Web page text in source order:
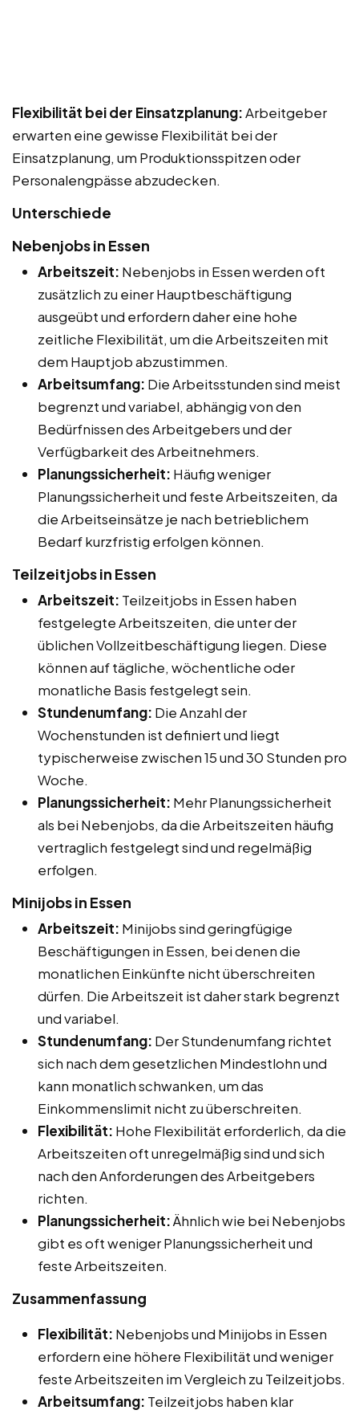
Flexibilität bei der Einsatzplanung:Arbeitgeber
erwarten eine gewisse Flexibilität bei der
Einsatzplanung, um Produktionsspitzen oder
Personalengpässe abzudecken.
Unterschiede
Nebenjobs in Essen
Arbeitszeit: Nebenjobs in Essen werden oft
zusätzlich zu einer Hauptbeschäftigung
ausgeübt und erfordern daher eine hohe
zeitliche Flexibilität, um die Arbeitszeiten mit
dem Hauptjob abzustimmen.
Arbeitsumfang: Die Arbeitsstunden sind meist
begrenzt und variabel, abhängig von den
Bedürfnissen des Arbeitgebers und der
Verfügbarkeit des Arbeitnehmers.
Planungssicherheit: Häufig weniger
Planungssicherheit und feste Arbeitszeiten, da
die Arbeitseinsätze je nach betrieblichem
Bedarf kurzfristig erfolgen können.
Teilzeitjobs in Essen
Arbeitszeit: Teilzeitjobs in Essen haben
festgelegte Arbeitszeiten, die unter der
üblichen Vollzeitbeschäftigung liegen. Diese
können auf tägliche, wöchentliche oder
monatliche Basis festgelegt sein.
Stundenumfang: Die Anzahl der
Wochenstunden ist definiert und liegt
typischerweise zwischen 15 und 30 Stunden pro
Woche.
Planungssicherheit: Mehr Planungssicherheit
als bei Nebenjobs, da die Arbeitszeiten häufig
vertraglich festgelegt sind und regelmäßig
erfolgen.
Minijobs in Essen
Arbeitszeit: Minijobs sind geringfügige
Beschäftigungen in Essen, bei denen die
monatlichen Einkünfte nicht überschreiten
dürfen. Die Arbeitszeit ist daher stark begrenzt
und variabel.
Stundenumfang: Der Stundenumfang richtet
sich nach dem gesetzlichen Mindestlohn und
kann monatlich schwanken, um das
Einkommenslimit nicht zu überschreiten.
Flexibilität: Hohe Flexibilität erforderlich, da die
Arbeitszeiten oft unregelmäßig sind und sich
nach den Anforderungen des Arbeitgebers
richten.
Planungssicherheit:Ähnlich wie bei Nebenjobs
gibt es oft weniger Planungssicherheit und
feste Arbeitszeiten.
Zusammenfassung
Flexibilität: Nebenjobs und Minijobs in Essen
erfordern eine höhere Flexibilität und weniger
feste Arbeitszeiten im Vergleich zu Teilzeitjobs.
Arbeitsumfang: Teilzeitjobs haben klar